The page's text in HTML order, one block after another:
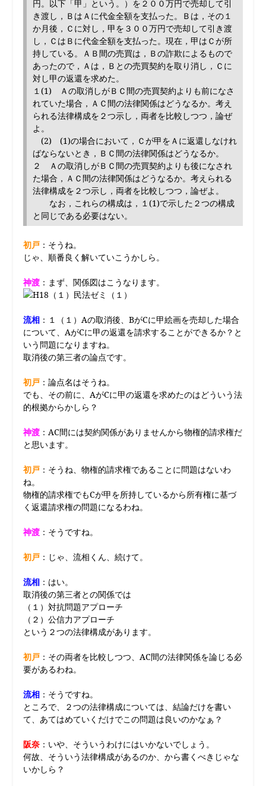
円。以下「甲」という。）を２００万円で売却して引
き渡し，ＢはＡに代金全額を支払った。Ｂは，その１
か月後，Ｃに対し，甲を３００万円で売却して引き渡
し，ＣはＢに代金全額を支払った。現在，甲はＣが所
持している。ＡＢ間の売買は，Ｂの詐欺によるもので
あったので，Ａは，Ｂとの売買契約を取り消し，Ｃに
対し甲の返還を求めた。
１(1) Ａの取消しがＢＣ間の売買契約よりも前になさ
れていた場合，ＡＣ間の法律関係はどうなるか。考え
られる法律構成を２つ示し，両者を比較しつつ，論ぜ
よ。
(2) (1)の場合において，Ｃが甲をＡに返還しなけれ
ばならないとき，ＢＣ間の法律関係はどうなるか。
２ Ａの取消しがＢＣ間の売買契約よりも後になされ
た場合，ＡＣ間の法律関係はどうなるか。考えられる
法律構成を２つ示し，両者を比較しつつ，論ぜよ。
なお，これらの構成は，１(1)で示した２つの構成
と同じである必要はない。
初戸：そうね。
じゃ、順番良く解いていこうかしら。
神渡：まず、関係図はこうなります。
流相：１（１）Aの取消後、BがCに甲絵画を売却した場合
について、AがCに甲の返還を請求することができるか？と
いう問題になりますね。
取消後の第三者の論点です。
初戸：論点名はそうね。
でも、その前に、AがCに甲の返還を求めたのはどういう法
的根拠からかしら？
神渡：AC間には契約関係がありませんから物権的請求権だ
と思います。
初戸：そうね、物権的請求権であることに問題はないわ
ね。
物権的請求権でもCが甲を所持しているから所有権に基づ
く返還請求権の問題になるわね。
神渡：そうですね。
初戸：じゃ、流相くん、続けて。
流相：はい。
取消後の第三者との関係では
（１）対抗問題アプローチ
（２）公信力アプローチ
という２つの法律構成があります。
初戸：その両者を比較しつつ、AC間の法律関係を論じる必
要があるわね。
流相：そうですね。
ところで、２つの法律構成については、結論だけを書い
て、あてはめていくだけでこの問題は良いのかなぁ？
阪奈：いや、そういうわけにはいかないでしょう。
何故、そういう法律構成があるのか、から書くべきじゃな
いかしら？